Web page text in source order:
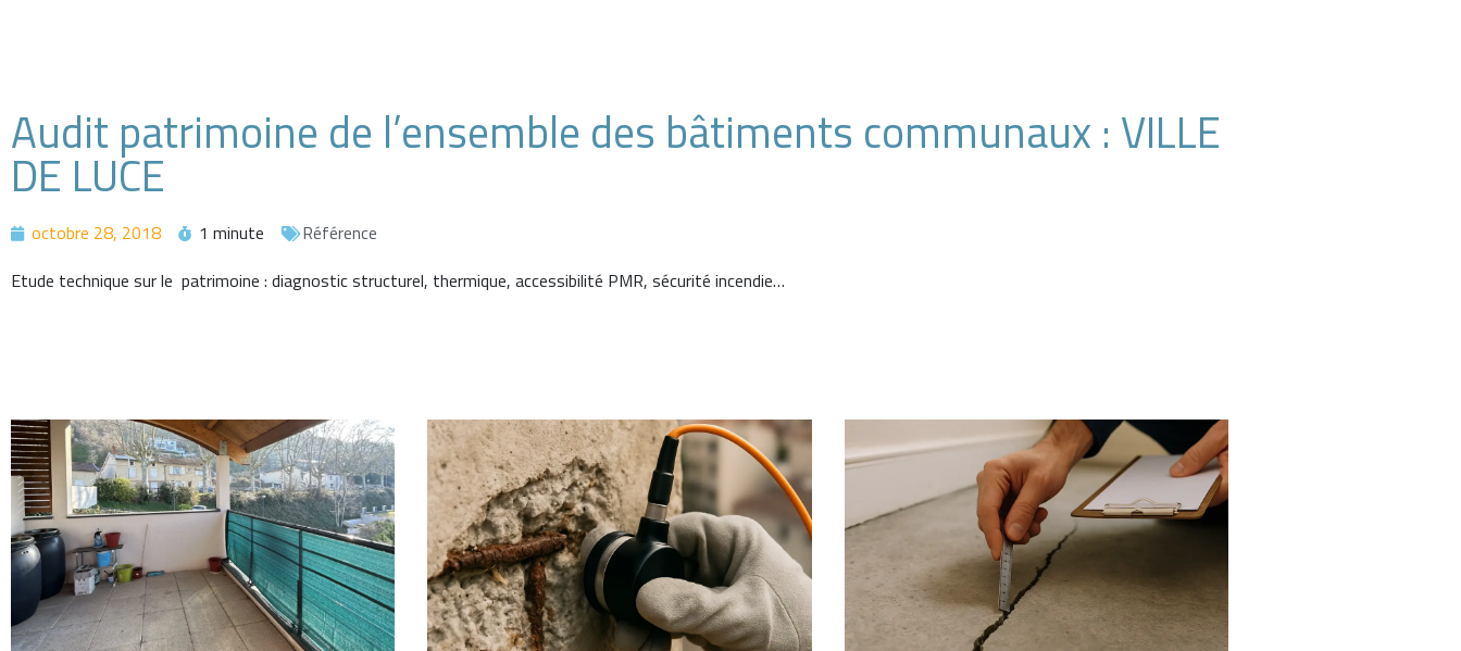
Audit patrimoine de l’ensemble des bâtiments communaux : VILLE
DE LUCE
octobre 28, 2018 1 minute
Référence
Etude technique sur le patrimoine : diagnostic structurel, thermique, accessibilité PMR, sécurité incendie…